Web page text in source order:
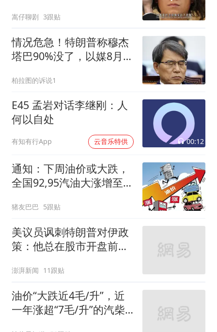
嵩仔聊剧 3跟贴
情况危急！特朗普称穆杰
塔巴90%没了，以媒8月7
柏拉图的诉说1
E45 孟岩对话李继刚：人
何以自处
有知有行App 云音乐特供 00:12
通知：下周油价或大跌，
全国92,95汽油大涨增至
跌近0.34元/升！
猪友巴巴 5跟贴
美议员讽刺特朗普对伊政
策：他总在股市开盘前说
澎湃新闻 11跟贴
油价“大跌近4毛/升”，近
一年涨超“7毛/升”的汽柴